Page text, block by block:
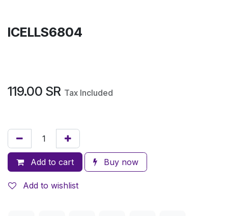
ICELLS6804
119.00 SR Tax Included
Add to cart Buy now
Add to wishlist